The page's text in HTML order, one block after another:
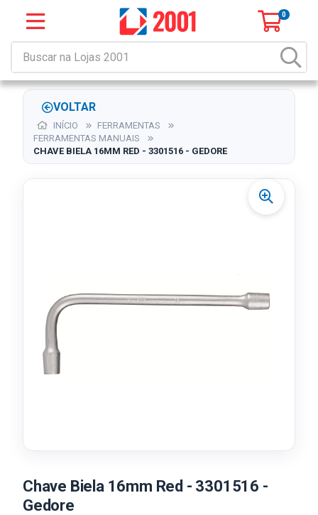
0
VOLTAR
INÍCIO
FERRAMENTAS
FERRAMENTAS MANUAIS
CHAVE BIELA 16MM RED - 3301516 - GEDORE
Chave Biela 16mm Red - 3301516 -
Gedore